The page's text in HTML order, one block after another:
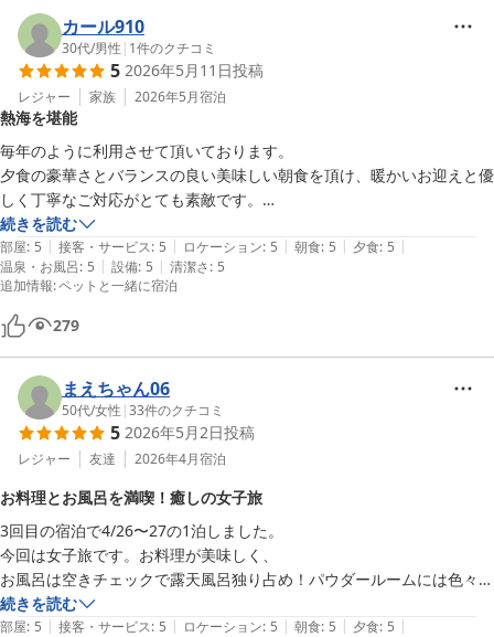
カール910
30代/男性 | 1件のクチコミ
5 2026年5月11日投稿
レジャー 家族 2026年5月宿泊
熱海を堪能
毎年のように利用させて頂いております。
夕食の豪華さとバランスの良い美味しい朝食を頂け、暖かいお迎えと優
しく丁寧なご対応がとても素敵です。
ロケーションも良く熱海を堪能出来ます！
続きを読む
部屋: 5 | 接客・サービス: 5 | ロケーション: 5 | 朝食: 5 | 夕食: 5 |
温泉・お風呂: 5 | 設備: 5 | 清潔さ: 5
追加情報:ペットと一緒に宿泊
279
まえちゃん06
50代/女性 |33件のクチコミ
5 2026年5月2日投稿
レジャー 友達 2026年4月宿泊
お料理とお風呂を満喫！癒しの女子旅
3回目の宿泊で4/26〜27の1泊しました。
今回は女子旅です。お料理が美味しく、
お風呂は空きチェックで露天風呂独り占め！パウダールームには色々な
メーカーのドライヤーにアメニティーが揃っていて嬉しいです！！お風
呂上がりの冷たい飲み物等もあり湯上がり後もゆっくりできました。兜
続きを読む
部屋: 5 | 接客・サービス: 5 | ロケーション: 5 | 朝食: 5 | 夕食: 5 |